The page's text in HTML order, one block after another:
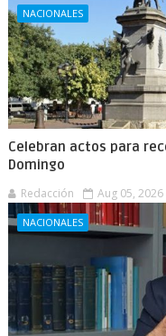
NACIONALES
Celebran actos para
Domingo
Redacción Aug 05, 2026
NACIONALES